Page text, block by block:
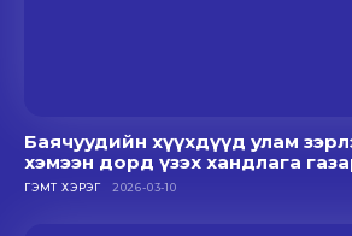
Баячуудийн хүүхдүүд улам
хэмээн дорд үзэх хандлага
ГЭМТ ХЭРЭГ 2026-03-10